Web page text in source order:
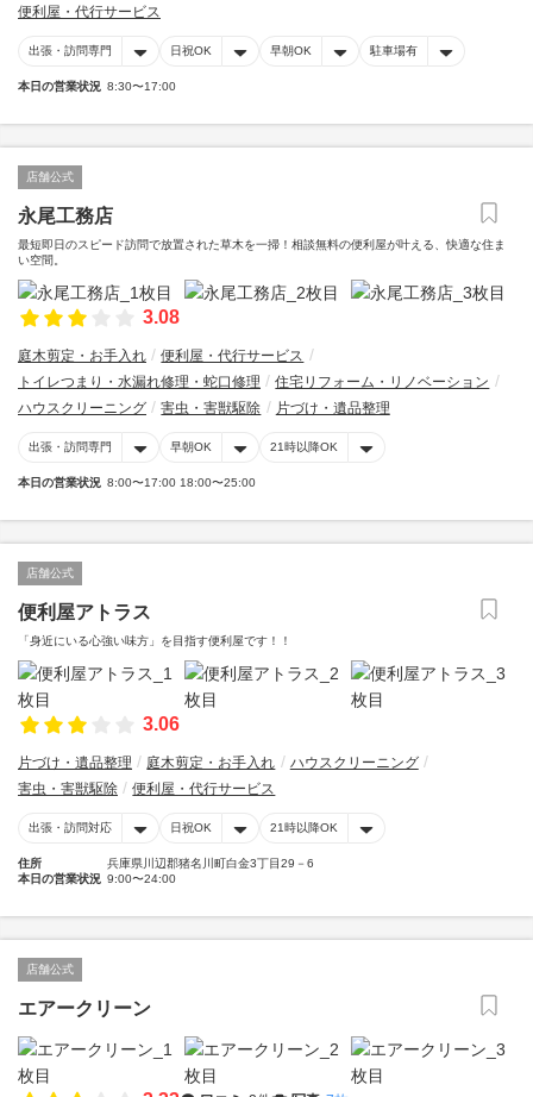
便利屋・代行サービス
出張・訪問専門 日祝OK 早朝OK 駐車場有
本日の営業状況 8:30〜17:00
店舗公式
永尾工務店
最短即日のスピード訪問で放置された草木を一掃！相談無料の便利屋が叶える、快適な住ま
い空間。
3.08
庭木剪定・お手入れ
便利屋・代行サービス
トイレつまり・水漏れ修理・蛇口修理
住宅リフォーム・リノベーション
ハウスクリーニング
害虫・害獣駆除 片づけ・遺品整理
出張・訪問専門 早朝OK 21時以降OK
本日の営業状況 8:00〜17:00 18:00〜25:00
店舗公式
便利屋アトラス
「身近にいる心強い味方」を目指す便利屋です！！
3.06
片づけ・遺品整理 庭木剪定・お手入れ
ハウスクリーニング
害虫・害獣駆除
便利屋・代行サービス
出張・訪問対応 日祝OK 21時以降OK
住所
兵庫県川辺郡猪名川町白金3丁目29－6
本日の営業状況 9:00〜24:00
店舗公式
エアークリーン